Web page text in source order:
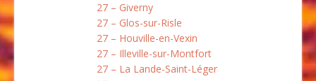
27 – Giverny
27 – Glos-sur-Risle
27 – Houville-en-Vexin
27 – Illeville-sur-Montfort
27 – La Lande-Saint-Léger